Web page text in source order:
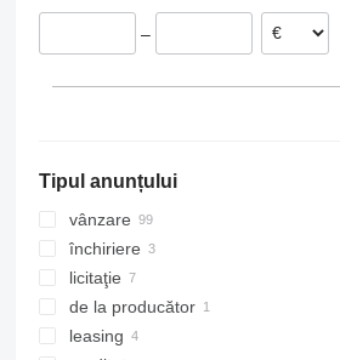
Finlanda
Lituania
–
Tipul anunțului
vânzare
închiriere
licitaţie
de la producător
leasing